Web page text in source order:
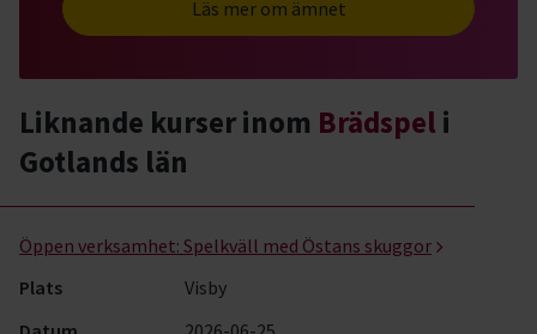
Läs mer om ämnet
Liknande kurser inom Brädspel i
Gotlands län
Öppen verksamhet: Spelkväll med Östans skuggor
Plats
Visby